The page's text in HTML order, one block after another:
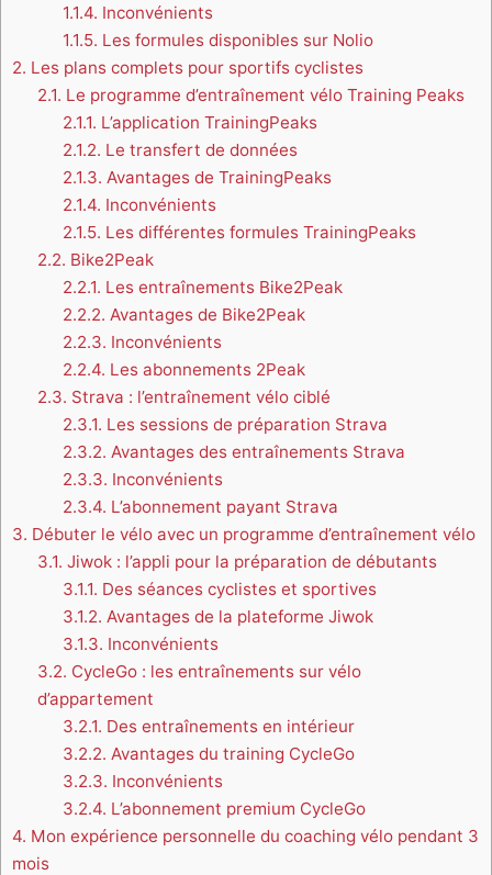
1.1.4. Inconvénients
1.1.5. Les formules disponibles sur Nolio
2. Les plans complets pour sportifs cyclistes
2.1. Le programme d’entraînement vélo Training Peaks
2.1.1. L’application TrainingPeaks
2.1.2. Le transfert de données
2.1.3. Avantages de TrainingPeaks
2.1.4. Inconvénients
2.1.5. Les différentes formules TrainingPeaks
2.2. Bike2Peak
2.2.1. Les entraînements Bike2Peak
2.2.2. Avantages de Bike2Peak
2.2.3. Inconvénients
2.2.4. Les abonnements 2Peak
2.3. Strava : l’entraînement vélo ciblé
2.3.1. Les sessions de préparation Strava
2.3.2. Avantages des entraînements Strava
2.3.3. Inconvénients
2.3.4. L’abonnement payant Strava
3. Débuter le vélo avec un programme d’entraînement vélo
3.1. Jiwok : l’appli pour la préparation de débutants
3.1.1. Des séances cyclistes et sportives
3.1.2. Avantages de la plateforme Jiwok
3.1.3. Inconvénients
3.2. CycleGo : les entraînements sur vélo
d’appartement
3.2.1. Des entraînements en intérieur
3.2.2. Avantages du training CycleGo
3.2.3. Inconvénients
3.2.4. L’abonnement premium CycleGo
4. Mon expérience personnelle du coaching vélo pendant 3
mois